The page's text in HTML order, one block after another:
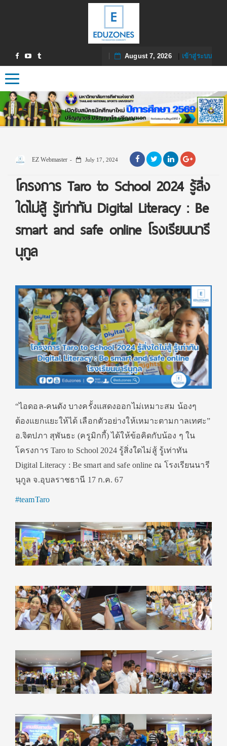
August 7, 2026| เข้าสู่ระบบ
Toggle navigation
EZ Webmaster July 17, 2024
โครงการ Taro to School 2024 รู้สิ่ง
ใดไม่สู้ รู้เท่าทัน Digital Literacy : Be
smart and safe online โรงเรียนนารี
นุกูล
“ไอดอล-คนดัง บางครั้งแสดงออกไม่เหมาะสม น้องๆ
ต้องแยกแยะให้ได้ เลือกตัวอย่างให้เหมาะตามกาลเทศะ”
อ.จิตปภา สุพันธะ (ครูมิกกี้) ได้ให้ข้อคิดกับน้อง ๆ ใน
โครงการ Taro to School 2024 รู้สิ่งใดไม่สู้ รู้เท่าทัน
Digital Literacy : Be smart and safe online ณ โรงเรียนนารี
นุกูล จ.อุบลราชธานี 17 ก.ค. 67
#teamTaro